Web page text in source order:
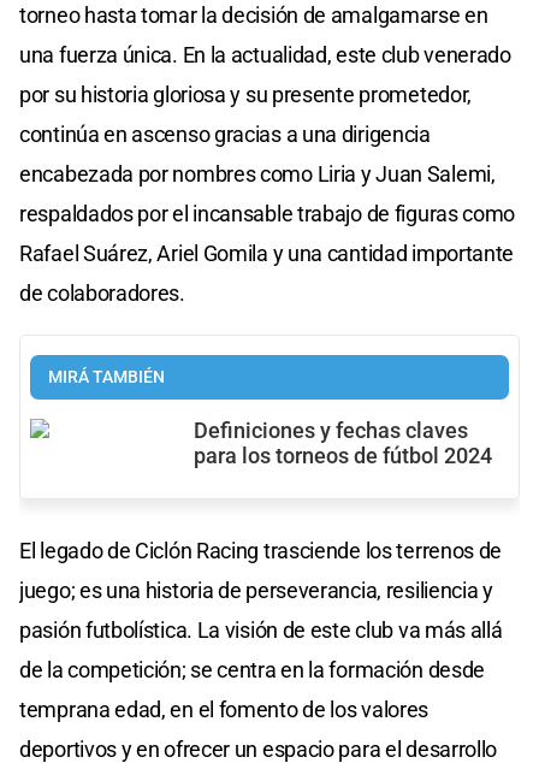
torneo hasta tomar la decisión de amalgamarse en
una fuerza única. En la actualidad, este club venerado
por su historia gloriosa y su presente prometedor,
continúa en ascenso gracias a una dirigencia
encabezada por nombres como Liria y Juan Salemi,
respaldados por el incansable trabajo de figuras como
Rafael Suárez, Ariel Gomila y una cantidad importante
de colaboradores.
MIRÁ TAMBIÉN
Definiciones y fechas claves
para los torneos de fútbol 2024
El legado de Ciclón Racing trasciende los terrenos de
juego; es una historia de perseverancia, resiliencia y
pasión futbolística. La visión de este club va más allá
de la competición; se centra en la formación desde
temprana edad, en el fomento de los valores
deportivos y en ofrecer un espacio para el desarrollo